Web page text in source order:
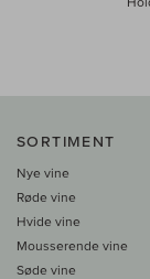
SORTIMENT
Nye vine
Røde vine
Hvide vine
Mousserende vine
Søde vine